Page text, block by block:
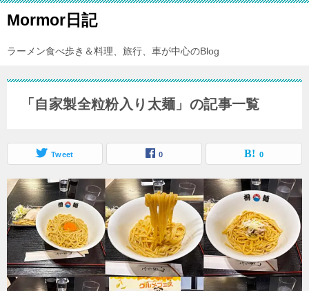
Mormor日記
ラーメン食べ歩き＆料理、旅行、車が中心のBlog
「自家製全粒粉入り太麺」の記事一覧
Tweet 0 0